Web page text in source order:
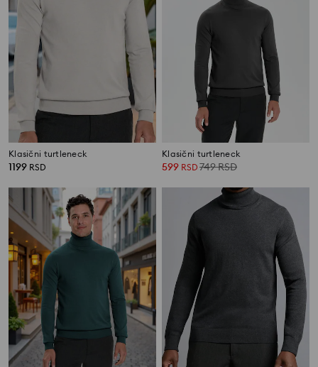
Klasični turtleneck
1199 RSD
Klasični turtleneck
599 RSD 749RSD